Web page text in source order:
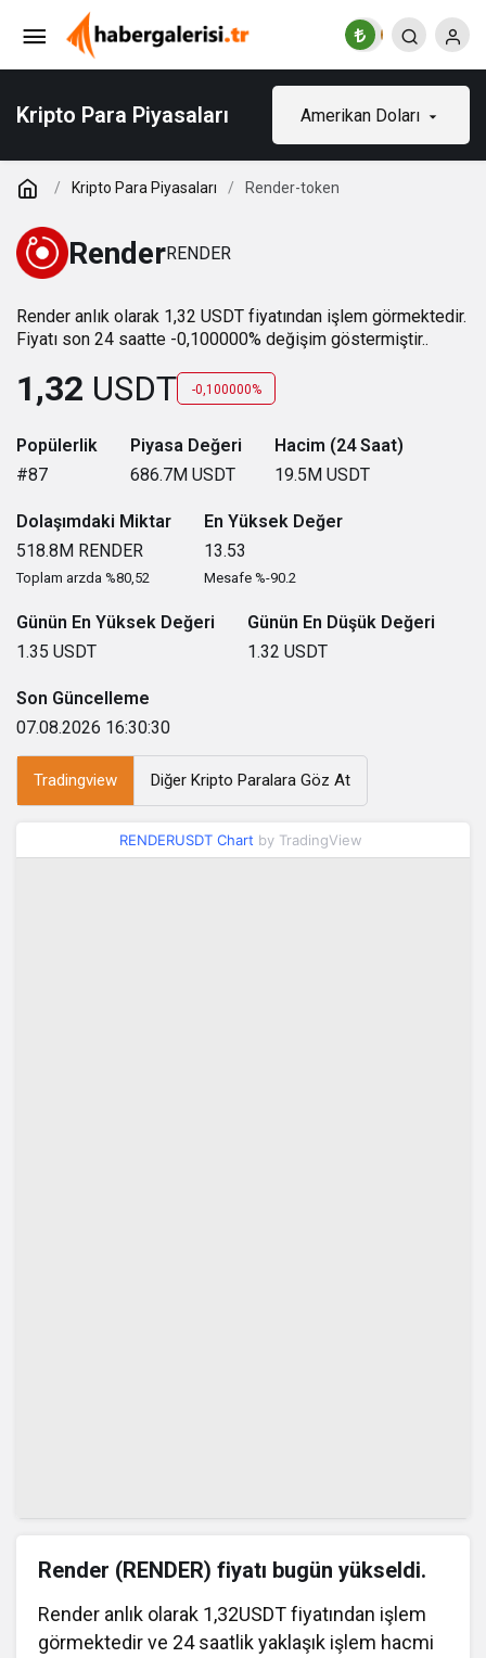
Kripto Para Piyasaları Amerikan Doları
Kripto Para Piyasaları Render-token
RenderRENDER
Render anlık olarak 1,32 USDT fiyatından işlem görmektedir.
Fiyatı son 24 saatte -0,100000% değişim göstermiştir..
1,32 USDT -0,100000%
Popülerlik
#87
Piyasa Değeri
686.7M USDT
Hacim (24 Saat)
19.5M USDT
Dolaşımdaki Miktar
518.8M RENDER
Toplam arzda %80,52
En Yüksek Değer
13.53
Mesafe %-90.2
Günün En Yüksek Değeri
1.35 USDT
Günün En Düşük Değeri
1.32 USDT
Son Güncelleme
07.08.2026 16:30:30
Tradingview Diğer Kripto Paralara Göz At
RENDERUSDT Chart by TradingView
Render (RENDER) fiyatı bugün yükseldi.
Render anlık olarak 1,32USDT fiyatından işlem
görmektedir ve 24 saatlik yaklaşık işlem hacmi